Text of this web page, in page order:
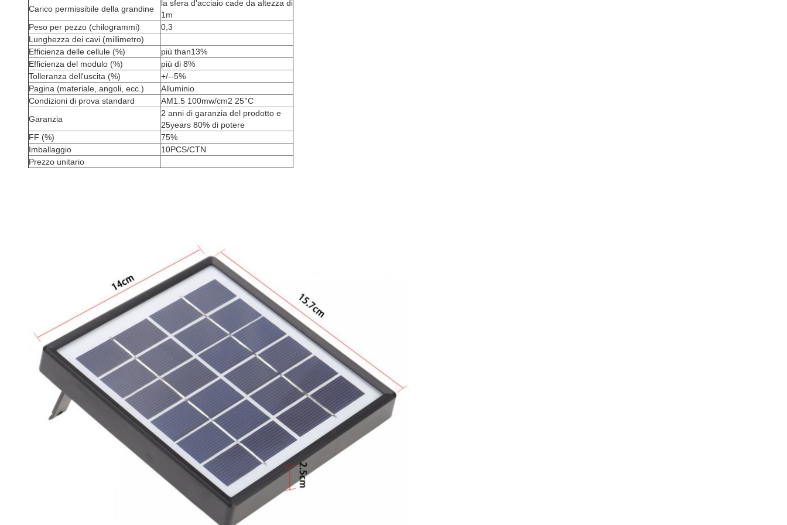
Carico permissibile della grandine
la sfera d'acciaio cade da altezza di
1m
Peso per pezzo (chilogrammi)
0,3
Lunghezza dei cavi (millimetro)
Efficienza delle cellule (%)
più than13%
Efficienza del modulo (%)
più di 8%
Tolleranza dell'uscita (%)
+/--5%
Pagina (materiale, angoli, ecc.)
Alluminio
Condizioni di prova standard
AM1.5 100mw/cm2 25°C
Garanzia
2 anni di garanzia del prodotto e
25years 80% di potere
FF (%)
75%
Imballaggio
10PCS/CTN
Prezzo unitario